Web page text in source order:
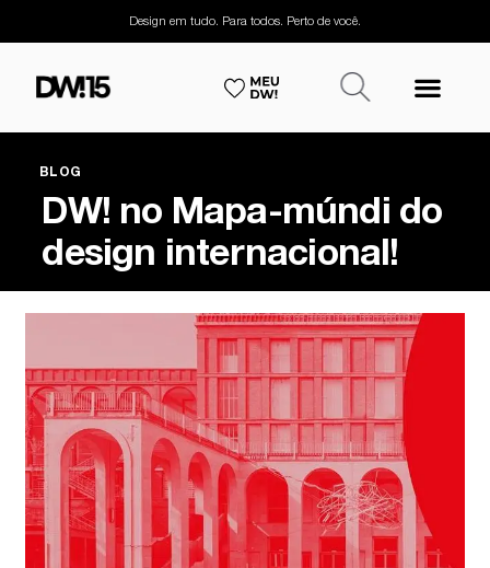
Design em tudo. Para todos. Perto de você.
BLOG
DW! no Mapa-múndi do
design internacional!